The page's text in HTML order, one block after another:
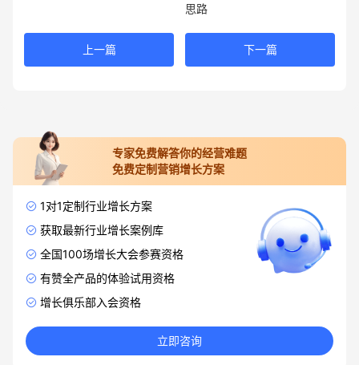
上一篇
思路
下一篇
专家免费解答你的经营难题
免费定制营销增长方案
1对1定制行业增长方案
获取最新行业增长案例库
全国100场增长大会参赛资格
有赞全产品的体验试用资格
增长俱乐部入会资格
立即咨询